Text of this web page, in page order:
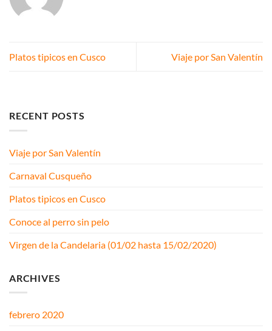
Platos tipicos en Cusco Viaje por San Valentín
RECENT POSTS
Viaje por San Valentín
Carnaval Cusqueño
Platos tipicos en Cusco
Conoce al perro sin pelo
Virgen de la Candelaria (01/02 hasta 15/02/2020)
ARCHIVES
febrero 2020